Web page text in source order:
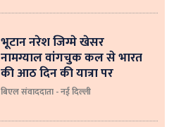
भूटान नरेश जिग्मे खेसर
नामग्याल वांगचुक कल से भारत
की आठ दिन की यात्रा पर
बिएल संवाददाता - नई दिल्ली